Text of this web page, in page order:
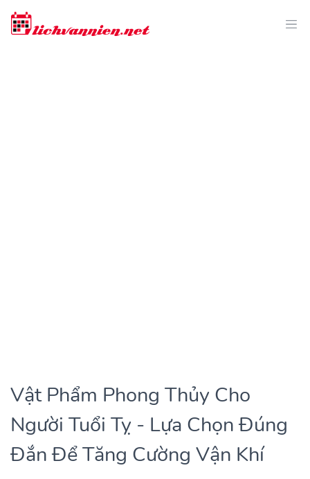
Vật Phẩm Phong Thủy Cho
Người Tuổi Tỵ - Lựa Chọn Đúng
Đắn Để Tăng Cường Vận Khí